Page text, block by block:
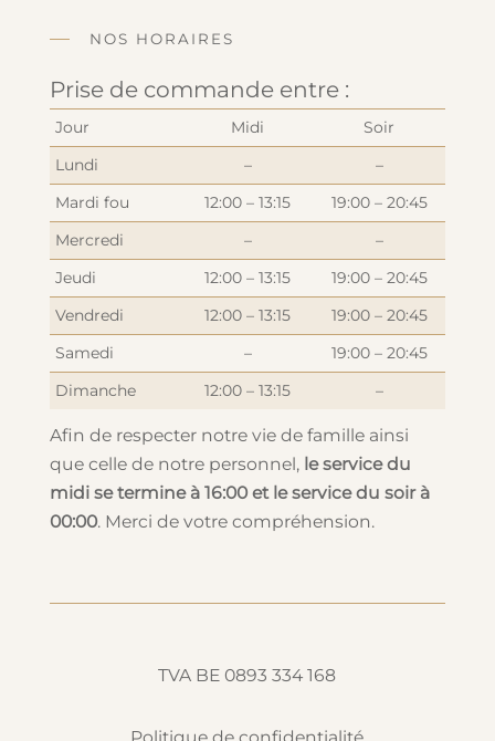
NOS HORAIRES
Prise de commande entre :
Jour Midi
Soir
Lundi
–
–
Mardi fou
12:00 – 13:15
19:00 – 20:45
Mercredi
–
–
Jeudi
12:00 – 13:15
19:00 – 20:45
Vendredi
12:00 – 13:15
19:00 – 20:45
Samedi
–
19:00 – 20:45
Dimanche
12:00 – 13:15 –
Afin de respecter notre vie de famille ainsi
que celle de notre personnel, le service du
midi se termine à 16:00 et le service du soir à
00:00. Merci de votre compréhension.
TVA BE 0893 334 168